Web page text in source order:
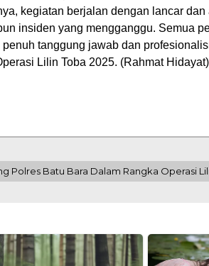
kegiatan berjalan dengan lancar dan
insiden yang mengganggu. Semua
tanggung jawab dan
Lilin Toba 2025. (Rahmat Hidayat)
Polres Batu Bara Dalam Rangka Operasi